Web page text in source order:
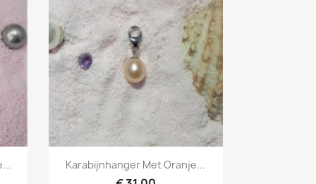
Snel bekijken
Karabijnhanger Met Oranje...